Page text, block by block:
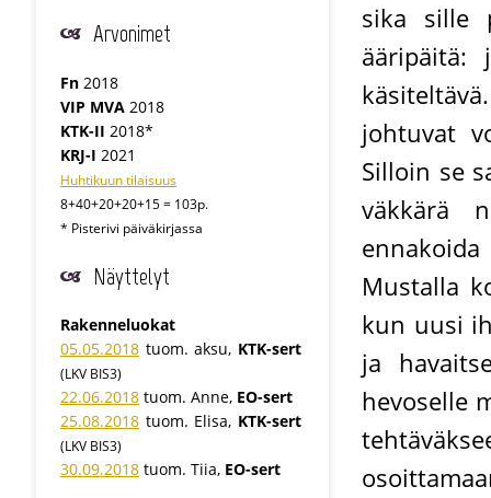
Arvonimet
Fn 2018
VIP MVA 2018
KTK-II 2018*
KRJ-I 2021
Huhtikuun tilaisuus
8+40+20+20+15 = 103p.
* Pisterivi päiväkirjassa
Näyttelyt
Rakenneluokat
05.05.2018 tuom. aksu, KTK-sert
(LKV BIS3)
22.06.2018 tuom. Anne, EO-sert
25.08.2018 tuom. Elisa, KTK-sert
(LKV BIS3)
30.09.2018 tuom. Tiia, EO-sert
sika sille
johtuvat
Silloin se
väkkärä
Mustalla
kun uusi
ja
hevoselle